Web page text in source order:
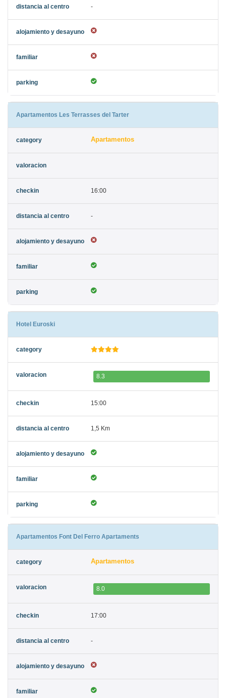
-
Apartamentos Les Terrasses del Tarter
Apartamentos
16:00
-
Hotel Euroski
8.3
15:00
1,5 Km
Apartamentos Font Del Ferro Apartaments
Apartamentos
8.0
17:00
-